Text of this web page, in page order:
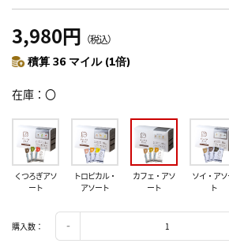
3,980円 （税込）
積算 36 マイル (1倍)
在庫 〇
くつろぎアソ
ート
トロピカル・
アソート
カフェ・アソ
ート
ソイ・ア
ト
購入数：